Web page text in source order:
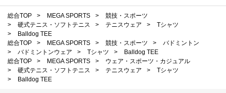
総合TOP > MEGA SPORTS >
競技・スポーツ
>
硬式テニス・ソフトテニス > テニスウェア >
Tシャツ
>
Balldog TEE
総合TOP
> MEGA SPORTS > 競技・スポーツ >
バドミントン
>
バドミントンウェア > Tシャツ >
Balldog TEE
総合TOP
> MEGA SPORTS >
ウェア・スポーツ・カジュアル
>
硬式テニス・ソフトテニス > テニスウェア >
Tシャツ
>
Balldog TEE